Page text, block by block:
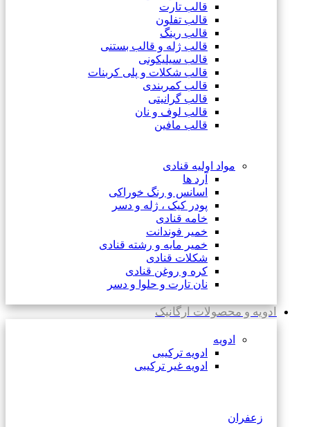
قالب تارت
قالب تفلون
قالب رینگ
قالب ژله و قالب بستنی
قالب سیلیکونی
قالب شکلات و پلی کربنات
قالب کمربندی
قالب گرانیتی
قالب لوف و نان
قالب مافین
مواد اولیه قنادی
آرد ها
اسانس و رنگ خوراکی
پودر کیک ، ژله و دسر
خامه قنادی
خمیر فوندانت
خمیر مایه و رشته قنادی
شکلات قنادی
کره و روغن قنادی
نان تارت و حلوا و دسر
ادویه و محصولات ارگانیک
ادویه
ادویه ترکیبی
ادویه غیر ترکیبی
زعفران